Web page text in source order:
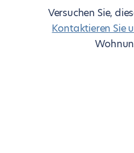
Versuchen Sie,
Kontaktieren Sie